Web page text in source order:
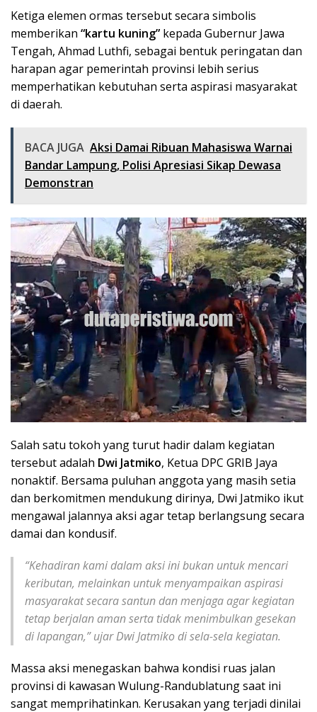
Ketiga elemen ormas tersebut secara simbolis
memberikan “kartu kuning” kepada Gubernur Jawa
Tengah, Ahmad Luthfi, sebagai bentuk peringatan dan
harapan agar pemerintah provinsi lebih serius
memperhatikan kebutuhan serta aspirasi masyarakat
di daerah.
BACA JUGA Aksi Damai Ribuan Mahasiswa Warnai
Bandar Lampung, Polisi Apresiasi Sikap Dewasa
Demonstran
Salah satu tokoh yang turut hadir dalam kegiatan
tersebut adalah Dwi Jatmiko, Ketua DPC GRIB Jaya
nonaktif. Bersama puluhan anggota yang masih setia
dan berkomitmen mendukung dirinya, Dwi Jatmiko ikut
mengawal jalannya aksi agar tetap berlangsung secara
damai dan kondusif.
“Kehadiran kami dalam aksi ini bukan untuk mencari
keributan, melainkan untuk menyampaikan aspirasi
masyarakat secara santun dan menjaga agar kegiatan
tetap berjalan aman serta tidak menimbulkan gesekan
di lapangan,” ujar Dwi Jatmiko di sela-sela kegiatan.
Massa aksi menegaskan bahwa kondisi ruas jalan
provinsi di kawasan Wulung-Randublatung saat ini
sangat memprihatinkan. Kerusakan yang terjadi dinilai